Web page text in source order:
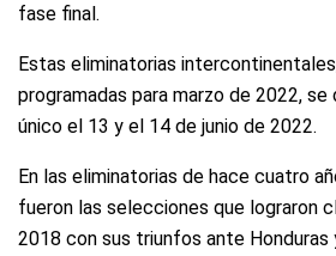
fase final.
Estas eliminatorias
programadas para marzo de 2022,
único el 13 y el 14 de junio de 2022.
En las eliminatorias de hace cuatro
fueron las selecciones que lograron
2018 con sus triunfos ante Honduras